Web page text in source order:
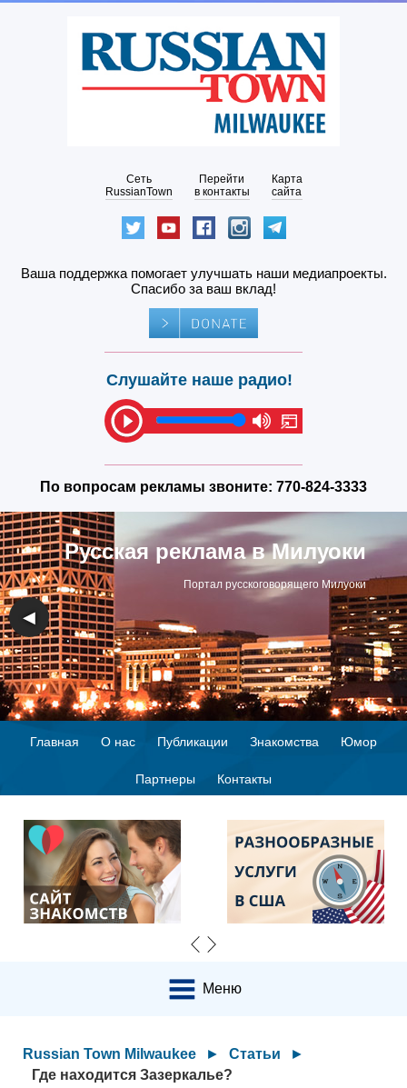
Сеть
RussianTown
Перейти
в контакты
Карта
сайта
Ваша поддержка помогает улучшать наши медиапроекты.
Спасибо за ваш вклад!
Слушайте наше радио!
По вопросам рекламы звоните: 770-824-3333
Русская реклама в Милуоки
Портал русскоговорящего Милуоки
◀ ▶
Главная О нас Публикации Знакомства Юмор
Партнеры Контакты
Меню
Russian Town Milwaukee ► Статьи
►
Где находится Зазеркалье?